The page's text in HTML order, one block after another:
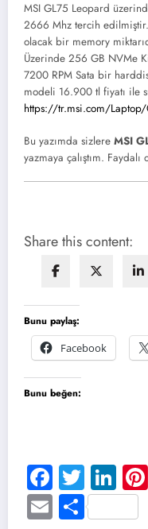
MSI GL75 Leopard
2666 Mhz tercih
olacak bir memory
Üzerinde 256 GB NVMe
7200 RPM Sata bir
modeli 16.900 tl fiyatı ile
https://tr.msi.com/Laptop/
Bu yazımda sizlere MSI
yazmaya çalıştım. Faydalı
Share this content:
Bunu paylaş:
Facebook
Bunu beğen:
Facebook
Twitter
EmailShare